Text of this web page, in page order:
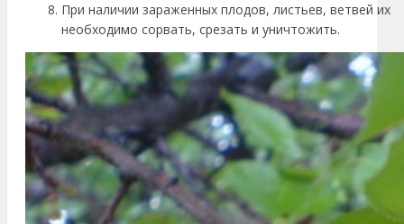
При наличии зараженных плодов, листьев, ветвей их
необходимо сорвать, срезать и уничтожить.